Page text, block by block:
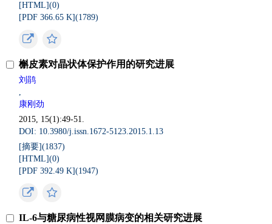
[HTML](0)
[PDF 366.65 K](1789)
槲皮素对晶状体保护作用的研究进展
刘鹃
,
康刚劲
2015, 15(1):49-51.
DOI: 10.3980/j.issn.1672-5123.2015.1.13
[摘要](1837)
[HTML](0)
[PDF 392.49 K](1947)
IL-6与糖尿病性视网膜病变的相关研究进展